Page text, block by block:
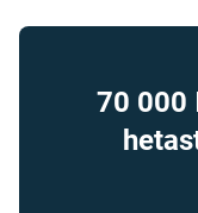
70 000